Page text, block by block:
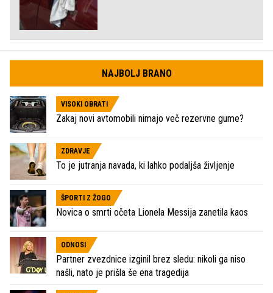
NAJBOLJ BRANO
VISOKI OBRATI
Zakaj novi avtomobili nimajo več rezervne gume?
ZDRAVJE
To je jutranja navada, ki lahko podaljša življenje
ŠPORTI Z ŽOGO
Novica o smrti očeta Lionela Messija zanetila kaos
ODNOSI
Partner zvezdnice izginil brez sledu: nikoli ga niso
našli, nato je prišla še ena tragedija